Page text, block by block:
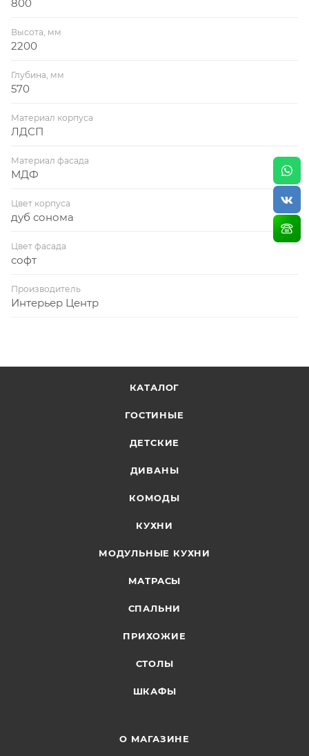
800
Высота, мм
2200
Глубина, мм
570
Материал корпуса
ЛДСП
Материал фасада
МДФ
Цвет корпуса
дуб сонома
Цвет фасада
софт
Производитель
Интерьер Центр
КАТАЛОГ
ГОСТИНЫЕ
ДЕТСКИЕ
ДИВАНЫ
КОМОДЫ
КУХНИ
МОДУЛЬНЫЕ КУХНИ
МАТРАСЫ
СПАЛЬНИ
ПРИХОЖИЕ
СТОЛЫ
ШКАФЫ
О МАГАЗИНЕ